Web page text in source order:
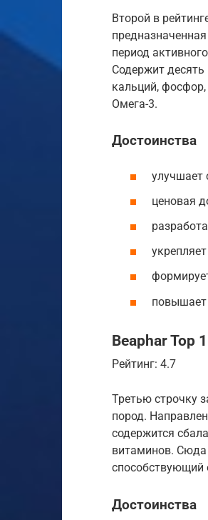
Второй в
период
Содержит
кальций,
Омега-3.
Достоинства
улучшает
ценовая
повышает
Beaphar Top
Рейтинг: 4.7
Третью строчку
пород.
содержится
витаминов. Сюда
Достоинства